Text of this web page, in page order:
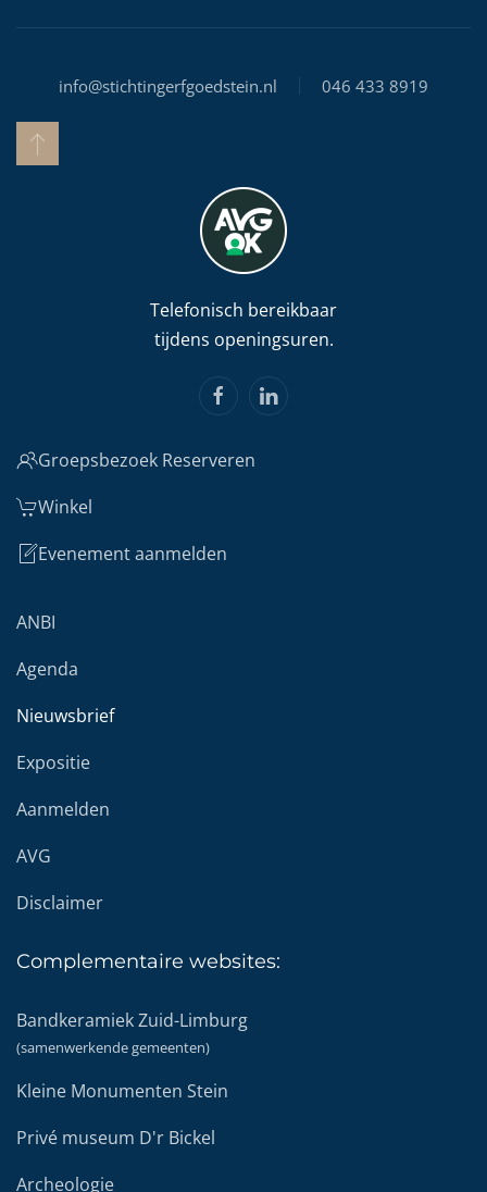
info@stichtingerfgoedstein.nl 046 433 8919
Telefonisch bereikbaar
tijdens openingsuren.
Groepsbezoek Reserveren
Winkel
Evenement aanmelden
ANBI
Agenda
Nieuwsbrief
Expositie
Aanmelden
AVG
Disclaimer
Complementaire websites:
Bandkeramiek Zuid-Limburg
(samenwerkende gemeenten)
Kleine Monumenten Stein
Privé museum D'r Bickel
Archeologie